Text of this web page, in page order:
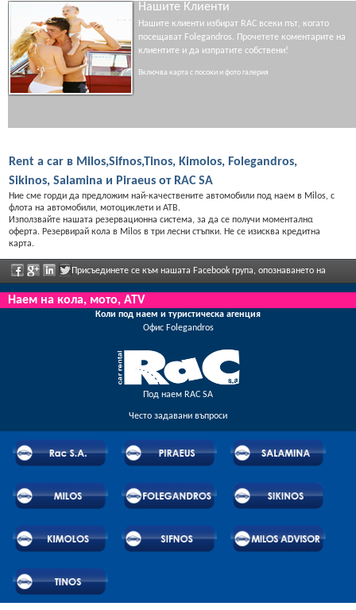
Нашите Клиенти
Нашите клиенти избират RAC всеки път, когато
посещават Folegandros. Прочетете коментарите на
клиентите и да изпратите собствени!
Включва карта с посоки и фото галерия
Rent a car в Milos,Sifnos,Tinos, Kimolos, Folegandros,
Sikinos, Salamina и Piraeus от RAC SA
Ние сме горди да предложим най-качествените автомобили под наем в Milos, с
флота на автомобили, мотоциклети и АТВ.
Използвайте нашата резервационна система, за да се получи моменталнα
оферта. Резервирай кола в Milos в три лесни стъпки. Не се изисква кредитна
карта.
Присъединете се към нашата Facebook група, опознаването на
персонала, моля, изпратете ни обратна информация и да се насладите редовно
рекламираните отстъпки и предложения.
Наем на кола, мото, ATV
Коли под наем и туристическа агенция
Oфис Folegandros
Под наем RAC SA
Често задавани въпроси